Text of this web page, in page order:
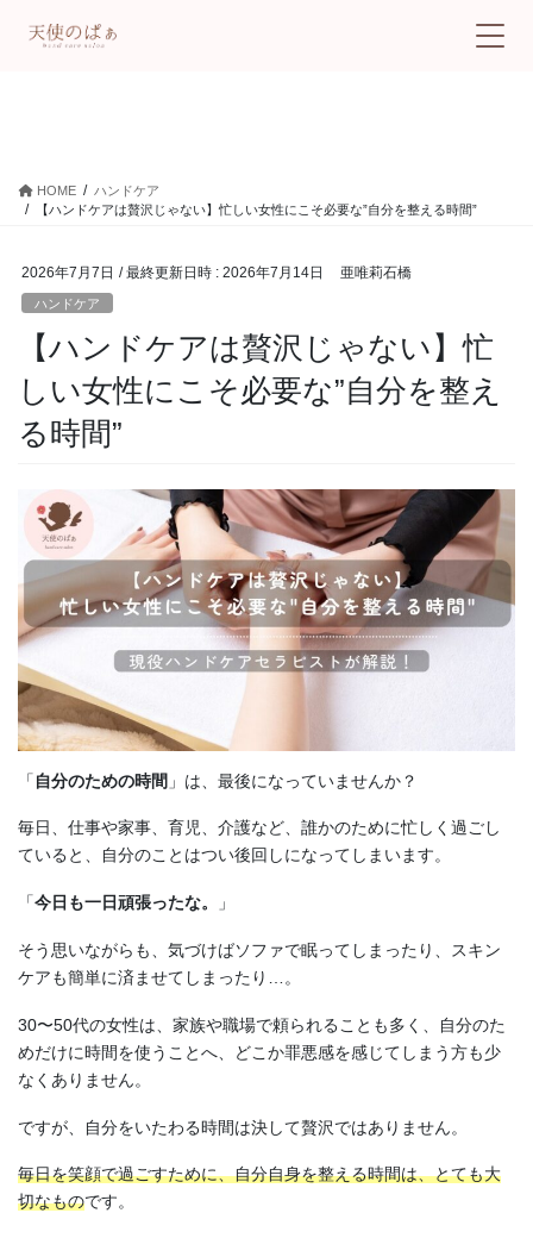
HOME
ハンドケア
【ハンドケアは贅沢じゃない】忙しい女性にこそ必要な”自分を整える時間”
2026年7月7日 / 最終更新日時 : 2026年7月14日 亜唯莉石橋
ハンドケア
【ハンドケアは贅沢じゃない】忙
しい女性にこそ必要な”自分を整え
る時間”
「 自分のための時間 」は、最後になっていませんか？
毎日、仕事や家事、育児、介護など、誰かのために忙しく過ごし
ていると、自分のことはつい後回しになってしまいます。
「今日も一日頑張ったな。 」
そう思いながらも、気づけばソファで眠ってしまったり、スキン
ケアも簡単に済ませてしまったり…。
30〜50代の女性は、家族や職場で頼られることも多く、自分のた
めだけに時間を使うことへ、どこか罪悪感を感じてしまう方も少
なくありません。
ですが、自分をいたわる時間は決して贅沢ではありません。
毎日を笑顔で過ごすために、自分自身を整える時間は、とても大
切なものです。